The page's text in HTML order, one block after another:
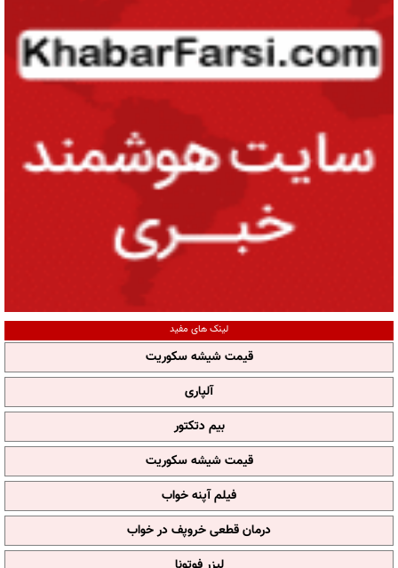
لینک های مفید
قیمت شیشه سکوریت
آلپاری
بیم دتکتور
قیمت شیشه سکوریت
فیلم آپنه خواب
درمان قطعی خروپف در خواب